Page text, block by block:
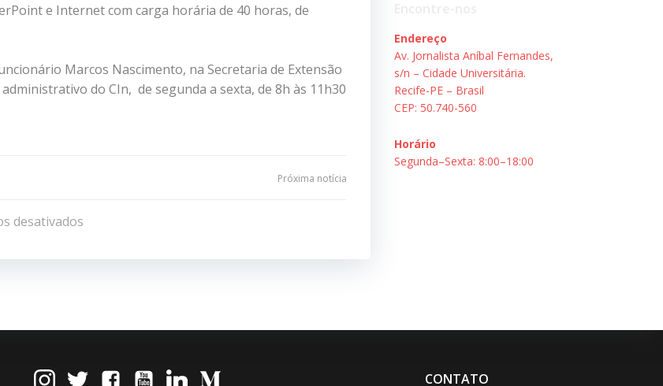
e Internet com carga horária de 40 horas, de
Marcos Nascimento, na Secretaria de Extensão
do CIn, de segunda a sexta, de 8h às 11h30
de
Post
Próxima notícia
desativados
Endereço
Av. Jornalista Aníbal Fernandes,
s/n – Cidade Universitária.
Recife-PE – Brasil
CEP: 50.740-560
Horário
Segunda–Sexta: 8:00–18:00
CONTATO